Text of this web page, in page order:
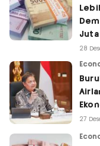
Juta
28
27